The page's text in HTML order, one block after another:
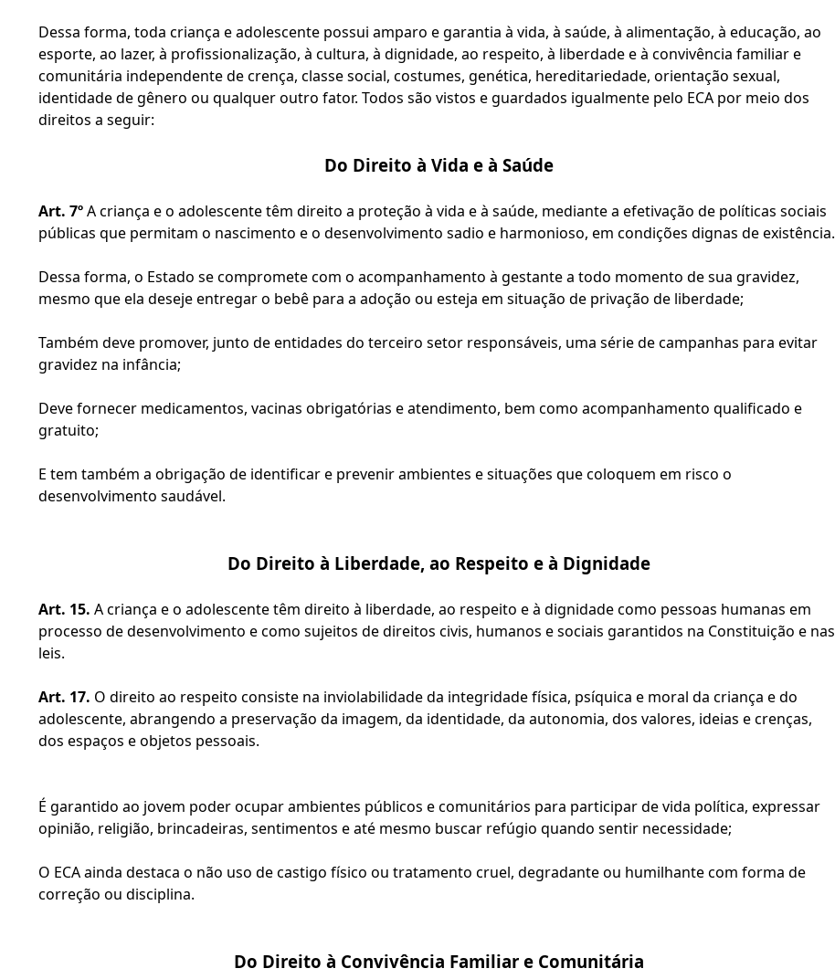
Dessa forma, toda criança e adolescente possui amparo e garantia à vida, à saúde, à alimentação, à educação, ao
esporte, ao lazer, à profissionalização, à cultura, à dignidade, ao respeito, à liberdade e à convivência familiar e
comunitária independente de crença, classe social, costumes, genética, hereditariedade, orientação sexual,
identidade de gênero ou qualquer outro fator. Todos são vistos e guardados igualmente pelo ECA por meio dos
direitos a seguir:
Do Direito à Vida e à Saúde
Art. 7º A criança e o adolescente têm direito a proteção à vida e à saúde, mediante a efetivação de políticas sociais
públicas que permitam o nascimento e o desenvolvimento sadio e harmonioso, em condições dignas de existência.
Dessa forma, o Estado se compromete com o acompanhamento à gestante a todo momento de sua gravidez,
mesmo que ela deseje entregar o bebê para a adoção ou esteja em situação de privação de liberdade;
Também deve promover, junto de entidades do terceiro setor responsáveis, uma série de campanhas para evitar
gravidez na infância;
Deve fornecer medicamentos, vacinas obrigatórias e atendimento, bem como acompanhamento qualificado e
gratuito;
E tem também a obrigação de identificar e prevenir ambientes e situações que coloquem em risco o
desenvolvimento saudável.
Do Direito à Liberdade, ao Respeito e à Dignidade
Art. 15. A criança e o adolescente têm direito à liberdade, ao respeito e à dignidade como pessoas humanas em
processo de desenvolvimento e como sujeitos de direitos civis, humanos e sociais garantidos na Constituição e nas
leis.
Art. 17. O direito ao respeito consiste na inviolabilidade da integridade física, psíquica e moral da criança e do
adolescente, abrangendo a preservação da imagem, da identidade, da autonomia, dos valores, ideias e crenças,
dos espaços e objetos pessoais.
É garantido ao jovem poder ocupar ambientes públicos e comunitários para participar de vida política, expressar
opinião, religião, brincadeiras, sentimentos e até mesmo buscar refúgio quando sentir necessidade;
O ECA ainda destaca o não uso de castigo físico ou tratamento cruel, degradante ou humilhante com forma de
correção ou disciplina.
Do Direito à Convivência Familiar e Comunitária
projeto social no sertão
Higiene bucal na infância: um
cuidado que impacta toda a